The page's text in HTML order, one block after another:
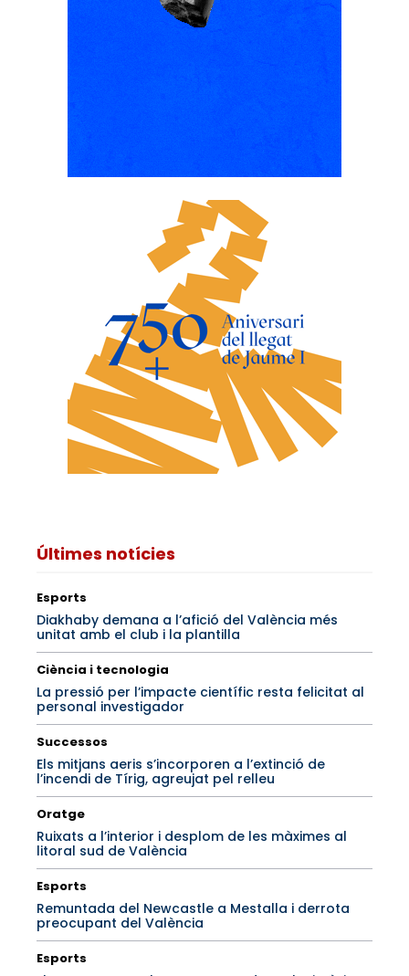
Últimes notícies
Esports
Diakhaby demana a l’afició del València més
unitat amb el club i la plantilla
Ciència i tecnologia
La pressió per l’impacte científic resta felicitat al
personal investigador
Successos
Els mitjans aeris s’incorporen a l’extinció de
l’incendi de Tírig, agreujat pel relleu
Oratge
Ruixats a l’interior i desplom de les màximes al
litoral sud de València
Esports
Remuntada del Newcastle a Mestalla i derrota
preocupant del València
Esports